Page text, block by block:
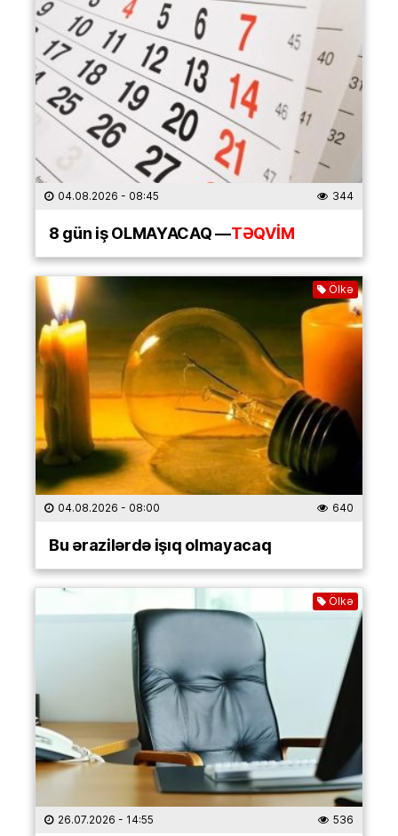
04.08.2026 - 08:45 344
8 gün iş OLMAYACAQ —TƏQVİM
Ölkə
04.08.2026 - 08:00 640
Bu ərazilərdə işıq olmayacaq
Ölkə
26.07.2026 - 14:55 536